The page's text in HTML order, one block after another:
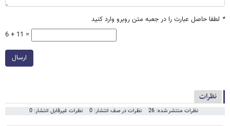
* لطفا حاصل عبارت را در جعبه متن روبرو وارد کنید
6 + 11 =
ارسال
نظرات
نظرات منتشر شده: 26 نظرات در صف انتشار: 0 نظرات غیرقابل انتشار: 0